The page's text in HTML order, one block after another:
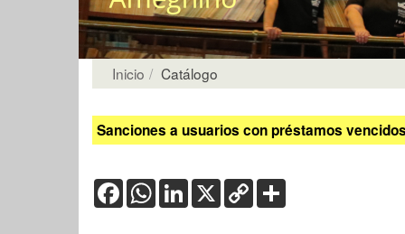
Inicio Catálogo
Sanciones a usuarios con préstamos
FacebookWhatsApp
LinkedIn
X Copy
Link